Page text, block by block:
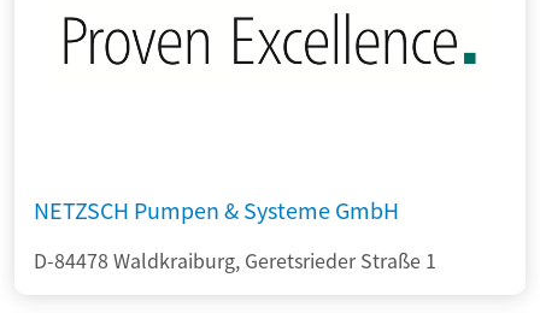
NETZSCH Pumpen & Systeme GmbH
D-84478 Waldkraiburg, Geretsrieder Straße 1